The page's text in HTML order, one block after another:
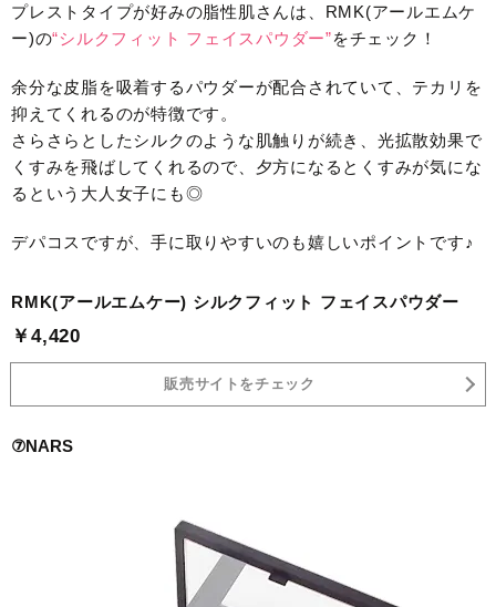
プレストタイプが好みの脂性肌さんは、RMK(アールエムケ
ー)の“シルクフィット フェイスパウダー”をチェック！
余分な皮脂を吸着するパウダーが配合されていて、テカリを
抑えてくれるのが特徴です。
さらさらとしたシルクのような肌触りが続き、光拡散効果で
くすみを飛ばしてくれるので、夕方になるとくすみが気にな
るという大人女子にも◎
デパコスですが、手に取りやすいのも嬉しいポイントです♪
RMK(アールエムケー) シルクフィット フェイスパウダー
￥4,420
販売サイトをチェック
⑦NARS